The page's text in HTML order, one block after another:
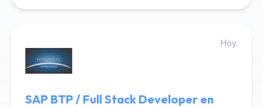
Hoy.
SAP BTP / Full Stack Developer en